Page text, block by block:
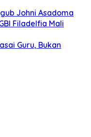
Johni Asadoma
Filadelfia Mali
Guru, Bukan